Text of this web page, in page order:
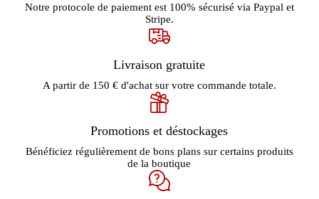
Notre protocole de paiement est 100% sécurisé via Paypal et
Stripe.
Livraison gratuite
A partir de 150 € d'achat sur votre commande totale.
Promotions et déstockages
Bénéficiez régulièrement de bons plans sur certains produits
de la boutique